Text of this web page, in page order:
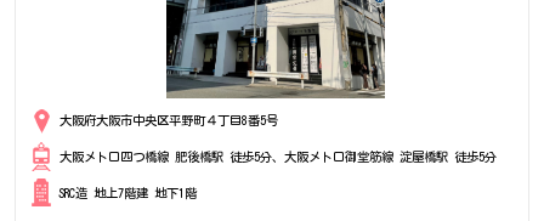
大阪府大阪市中央区平野町４丁目8番5号
大阪メトロ四つ橋線 肥後橋駅 徒歩5分、大阪メトロ御堂筋線 淀屋橋駅 徒歩5分
SRC造 地上7階建 地下1階